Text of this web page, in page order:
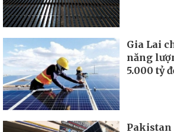
Gia Lai
năng
5.000 tỷ
Pakistan